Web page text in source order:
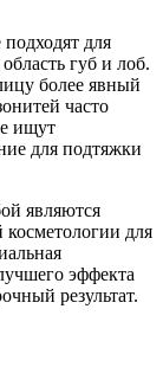
для
губ и лоб.
более явный
часто
ищут
для подтяжки
являются
для
эффекта
результат.